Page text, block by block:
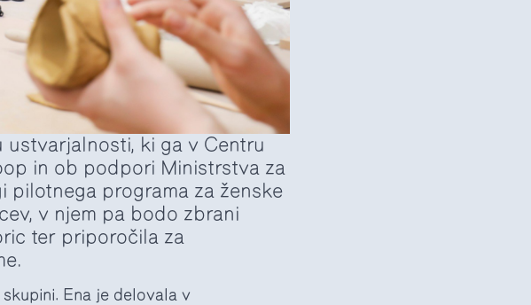
ki ga v Centru
in ob podpori Ministrstva za
pilotnega programa za ženske
v njem pa bodo zbrani
ter priporočila za
Ena je delovala v